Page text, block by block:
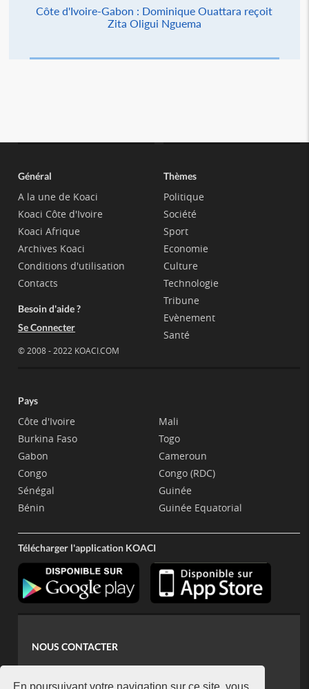
En poursuivant votre navigation sur ce site, vous
Côte d'Ivoire-Gabon : Dominique Ouattara reçoit
Zita Oligui Nguema
Général
A la une de Koaci
Koaci Côte d'Ivoire
Koaci Afrique
Archives Koaci
Conditions d'utilisation
Contacts
Besoin d'aide ?
Se Connecter
© 2008 - 2022 KOACI.COM
Thèmes
Politique
Société
Sport
Economie
Culture
Technologie
Tribune
Evènement
Santé
Pays
Côte d'Ivoire
Burkina Faso
Gabon
Congo
Sénégal
Bénin
Mali
Togo
Cameroun
Congo (RDC)
Guinée
Guinée Equatorial
Télécharger l'application KOACI
NOUS CONTACTER